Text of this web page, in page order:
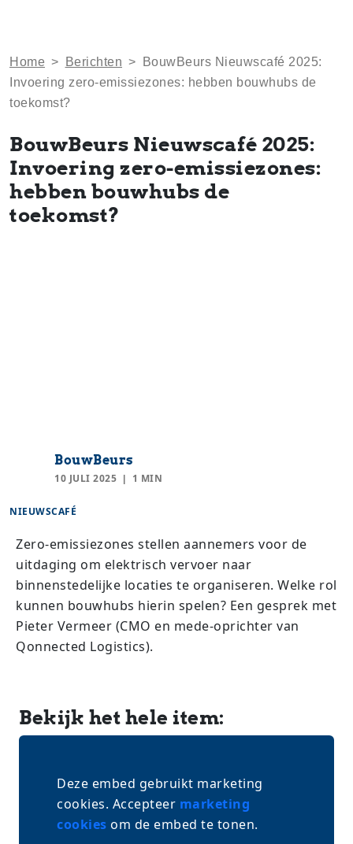
Home > Berichten >
BouwBeurs Nieuwscafé 2025:
Invoering zero-emissiezones: hebben bouwhubs de
toekomst?
BouwBeurs Nieuwscafé 2025:
Invoering zero-emissiezones:
hebben bouwhubs de
toekomst?
BouwBeurs
10 JULI 2025 1 MIN
NIEUWSCAFÉ
Zero-emissiezones stellen aannemers voor de
uitdaging om elektrisch vervoer naar
binnenstedelijke locaties te organiseren. Welke rol
kunnen bouwhubs hierin spelen? Een gesprek met
Pieter Vermeer (CMO en mede-oprichter van
Qonnected Logistics).
Bekijk het hele item:
Deze embed gebruikt marketing
cookies. Accepteer marketing
cookies om de embed te tonen.